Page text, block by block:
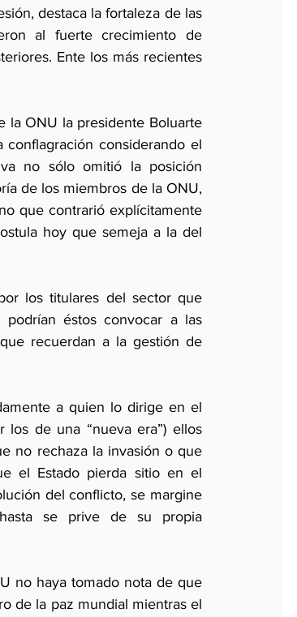
destaca la fortaleza de las
al fuerte crecimiento de
Ente los más recientes
la ONU la presidente Boluarte
considerando el
no sólo omitió la posición
de los miembros de la ONU,
que contrarió explícitamente
hoy que semeja a la del
los titulares del sector que
éstos convocar a las
recuerdan a la gestión de
a quien lo dirige en el
de una “nueva era”) ellos
no rechaza la invasión o que
el Estado pierda sitio en el
del conflicto, se margine
se prive de su propia
no haya tomado nota de que
de la paz mundial mientras el